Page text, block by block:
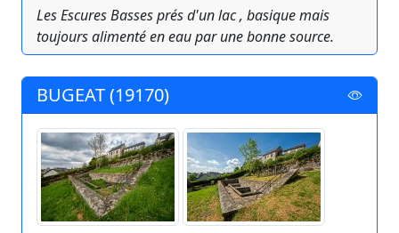
Les Escures Basses prés d'un lac , basique mais
toujours alimenté en eau par une bonne source.
BUGEAT (19170)